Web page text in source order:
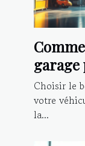
votre
Choisir le
votre
la...